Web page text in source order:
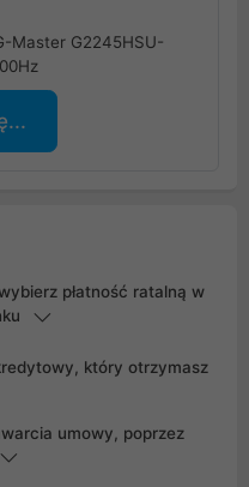
Master G2245HSU-
płatność ratalną w
który otrzymasz
umowy, poprzez